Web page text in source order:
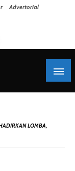
Advertorial
LOMBA,